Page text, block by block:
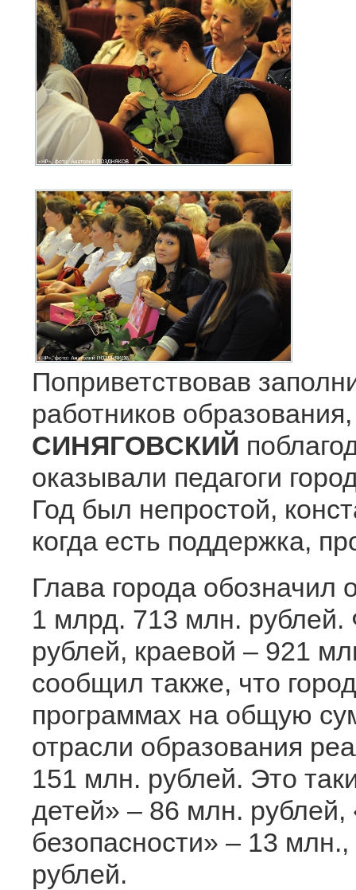
Поприветствовав
работников
СИНЯГОВСКИЙ
оказывали педагоги
Год был непростой,
когда есть поддержка,
Глава города
1 млрд. 713 млн.
рублей, краевой – 921
сообщил также, что
программах на общую
отрасли образования
151 млн. рублей. Это
детей» – 86 млн.
безопасности» – 13
рублей.